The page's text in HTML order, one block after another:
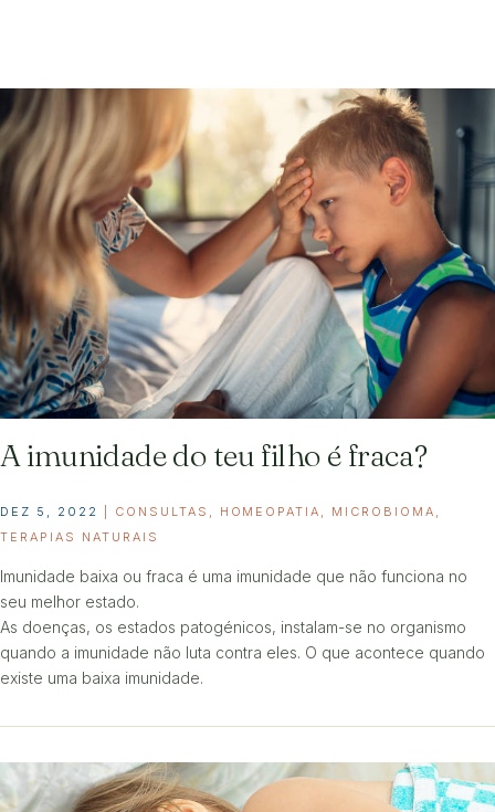
A imunidade do teu filho é fraca?
DEZ 5, 2022 CONSULTAS HOMEOPATIA MICROBIOMA
TERAPIAS NATURAIS
Imunidade baixa ou fraca é uma imunidade que não funciona no
seu melhor estado.
As doenças, os estados patogénicos, instalam-se no organismo
quando a imunidade não luta contra eles. O que acontece quando
existe uma baixa imunidade.